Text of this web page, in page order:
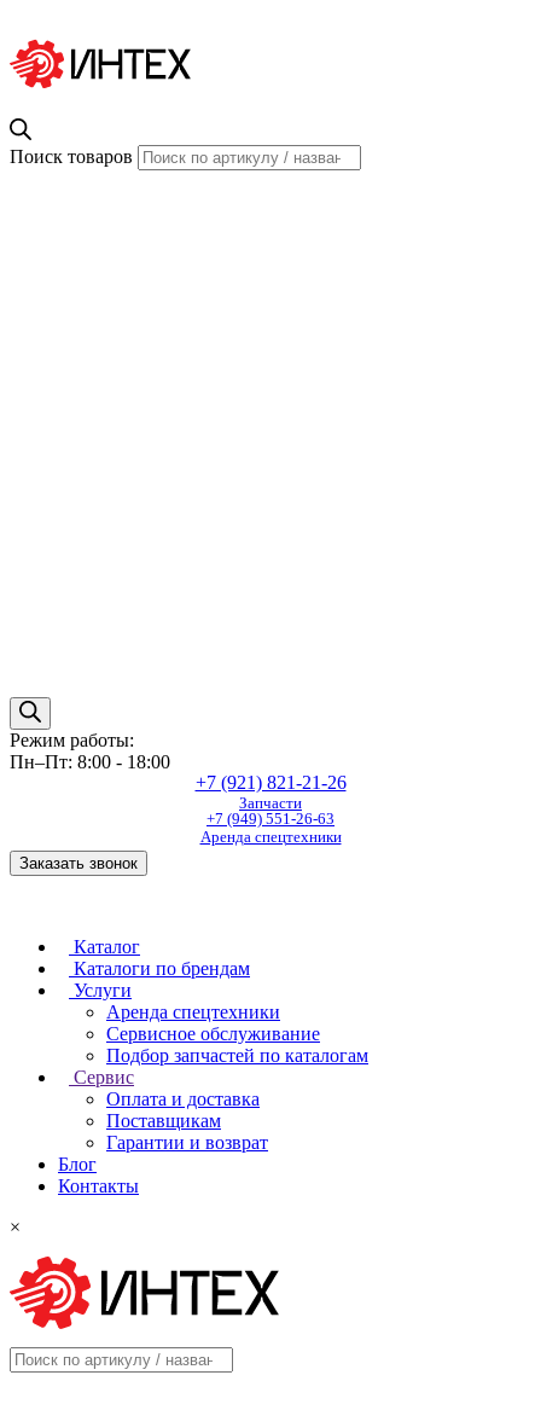
Поиск товаров
Режим работы:
Пн–Пт: 8:00 - 18:00
+7 (921) 821-21-26
Запчасти
+7 (949) 551-26-63
Аренда спецтехники
Заказать звонок
Каталог
Каталоги по брендам
Услуги
Аренда спецтехники
Сервисное обслуживание
Подбор запчастей по каталогам
Сервис
Оплата и доставка
Поставщикам
Гарантии и возврат
Блог
Контакты
×